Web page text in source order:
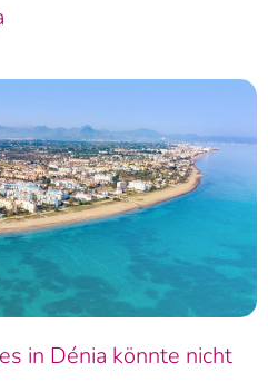
in Dénia könnte nicht